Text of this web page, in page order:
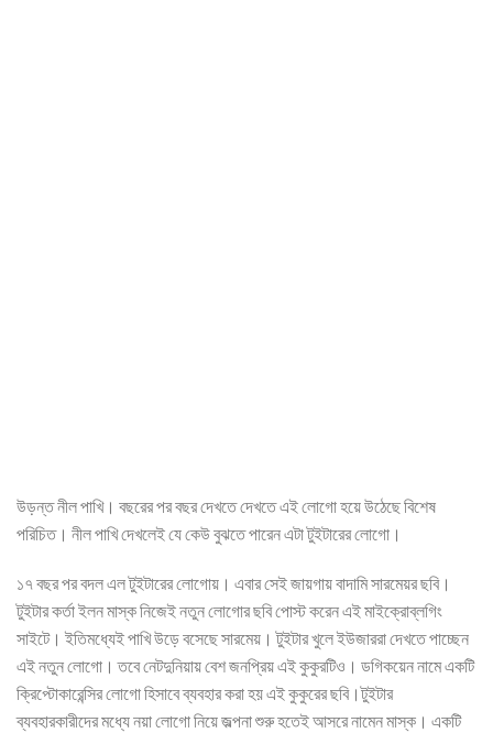
উড়ন্ত নীল পাখি। বছরের পর বছর দেখতে দেখতে এই লোগো হয়ে উঠেছে বিশেষ
পরিচিত। নীল পাখি দেখলেই যে কেউ বুঝতে পারেন এটা টুইটারের লোগো।
১৭ বছর পর বদল এল টুইটারের লোগোয়। এবার সেই জায়গায় বাদামি সারমেয়র ছবি।
টুইটার কর্তা ইলন মাস্ক নিজেই নতুন লোগোর ছবি পোস্ট করেন এই মাইক্রোব্লগিং
সাইটে। ইতিমধ্যেই পাখি উড়ে বসেছে সারমেয়। টুইটার খুলে ইউজাররা দেখতে পাচ্ছেন
এই নতুন লোগো। তবে নেটদুনিয়ায় বেশ জনপ্রিয় এই কুকুরটিও। ডগিকয়েন নামে একটি
ক্রিপ্টোকারেন্সির লোগো হিসাবে ব্যবহার করা হয় এই কুকুরের ছবি।টুইটার
ব্যবহারকারীদের মধ্যে নয়া লোগো নিয়ে জল্পনা শুরু হতেই আসরে নামেন মাস্ক। একটি